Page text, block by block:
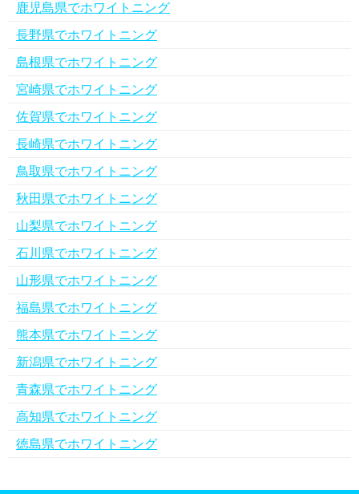
鹿児島県でホワイトニング
長野県でホワイトニング
島根県でホワイトニング
宮崎県でホワイトニング
佐賀県でホワイトニング
長崎県でホワイトニング
鳥取県でホワイトニング
秋田県でホワイトニング
山梨県でホワイトニング
石川県でホワイトニング
山形県でホワイトニング
福島県でホワイトニング
熊本県でホワイトニング
新潟県でホワイトニング
青森県でホワイトニング
高知県でホワイトニング
徳島県でホワイトニング